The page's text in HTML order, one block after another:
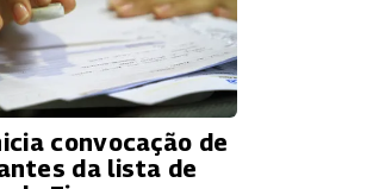
convocação de
da lista de